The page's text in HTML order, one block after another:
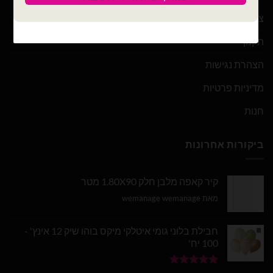
צור קשר
תקנון
הצהרת נגישות
מדיניות פרטיות
חנות
ביקורות אחרונות
קיר קאפה מלבן חלק 1.80X90 מטר
מאת wemanage wemanage
חבילת בלוני גומי איטלקי מיקס בוהו שיק 12 אינץ' -
100 יח'